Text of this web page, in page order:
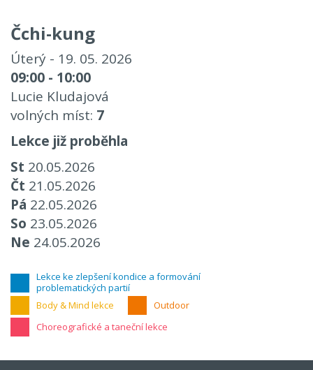
Čchi-kung
Úterý - 19. 05. 2026
09:00 - 10:00
Lucie Kludajová
volných míst: 7
Lekce již proběhla
St 20.05.2026
Čt 21.05.2026
Pá 22.05.2026
So 23.05.2026
Ne 24.05.2026
Lekce ke zlepšení kondice a formování
problematických partií
Body & Mind lekce
Outdoor
Choreografické a taneční lekce